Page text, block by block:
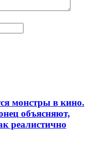
монстры в кино.
объясняют,
реалистично